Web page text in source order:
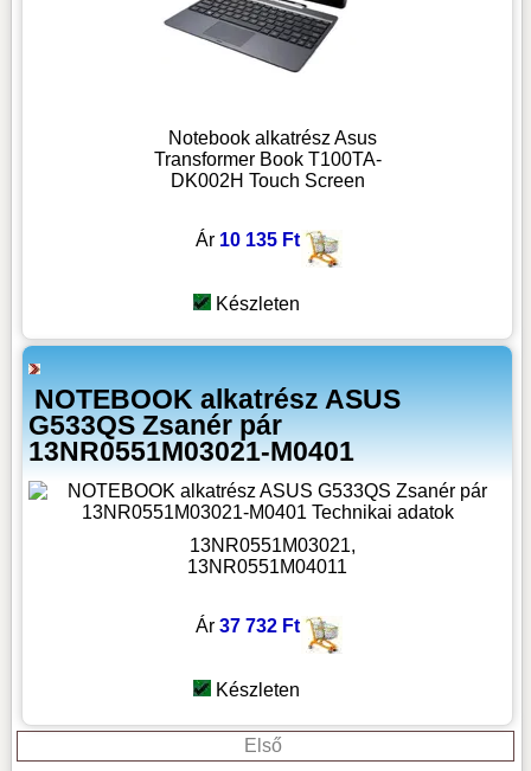
Notebook alkatrész Asus
Transformer Book T100TA-
DK002H Touch Screen
Ár 10 135 Ft
Készleten
NOTEBOOK alkatrész ASUS
G533QS Zsanér pár
13NR0551M03021-M0401
13NR0551M03021,
13NR0551M04011
Ár 37 732 Ft
Készleten
Első